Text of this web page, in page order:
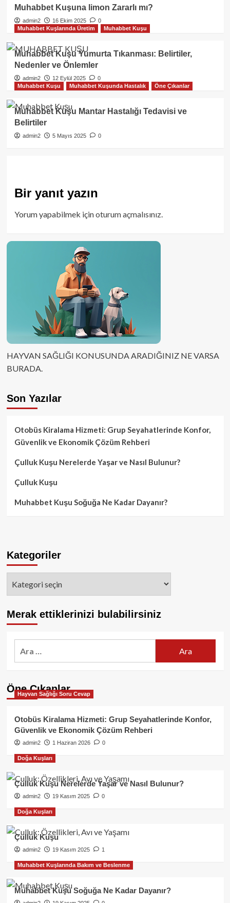
Muhabbet Kuşuna limon Zararlı mı?
admin2 16 Ekim 2025
0
Muhabbet Kuşlarında Üretim
Muhabbet Kuşu
Muhabbet Kuşu Yumurta Tıkanması: Belirtiler,
Nedenler ve Önlemler
admin2 12 Eylül 2025
0
Muhabbet Kuşu
Muhabbet Kuşunda Hastalık Öne Çıkanlar
Muhabbet Kuşu Mantar Hastalığı Tedavisi ve
Belirtiler
admin2 5 Mayıs 2025 0
Bir yanıt yazın
Yorum yapabilmek içinoturum açmalısınız.
HAYVAN SAĞLIĞI KONUSUNDA ARADIĞINIZ NE VARSA
BURADA.
Son Yazılar
Otobüs Kiralama Hizmeti: Grup Seyahatlerinde Konfor,
Güvenlik ve Ekonomik Çözüm Rehberi
Çulluk Kuşu Nerelerde Yaşar ve Nasıl Bulunur?
Çulluk Kuşu
Muhabbet Kuşu Soğuğa Ne Kadar Dayanır?
Kategoriler
Merak ettiklerinizi bulabilirsiniz
Öne Çıkanlar
Hayvan Sağlığı Soru Cevap
Otobüs Kiralama Hizmeti: Grup Seyahatlerinde Konfor,
Güvenlik ve Ekonomik Çözüm Rehberi
admin2 1 Haziran 2026 0
Doğa Kuşları
Çulluk Kuşu Nerelerde Yaşar ve Nasıl Bulunur?
admin2 19 Kasım 2025 0
Doğa Kuşları
Çulluk Kuşu
admin2 19 Kasım 2025 1
Muhabbet Kuşlarında Bakım ve Beslenme
Muhabbet Kuşu Soğuğa Ne Kadar Dayanır?